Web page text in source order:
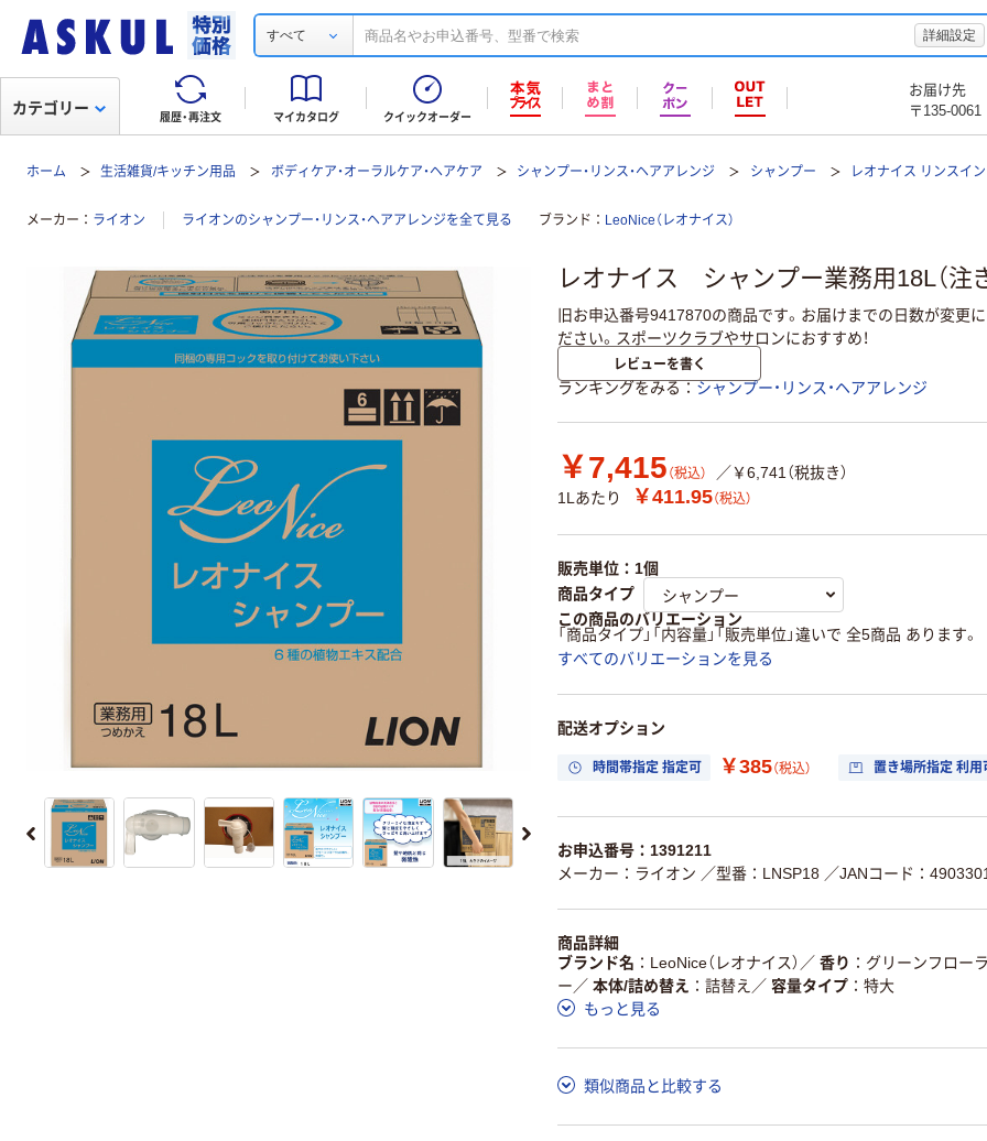
すべて 詳細設定
履歴・再注文 マイカタログ クイックオーダー
お届け先
〒135-0061
カテゴリー
ホーム 生活雑貨/キッチン用品 ボディケア・オーラルケア・ヘアケア シャンプー・リンス・ヘアアレンジ シャンプー レオナイス リンスイ
メーカー ライオン ライオンのシャンプー・リンス・ヘアアレンジを全て見る ブランド LeoNice（レオナイス）
レオナイス シャンプー業務用18L（注
旧お申込番号9417870の商品です。お届けまでの日数が変更
ださい。スポーツクラブやサロンにおすすめ！
レビューを書く
ランキングをみる シャンプー・リンス・ヘアアレンジ
￥7,415 （税込）
／￥6,741（税抜き）
1Lあたり
￥411.95（税込）
販売単位：1個
商品タイプ
この商品のバリエーション
「商品タイプ」「内容量」「販売単位」違いで 全5商品 あります。
すべてのバリエーションを見る
配送オプション
時間帯指定 指定可 ￥385（税込） 置き場所指定 利用
お申込番号：1391211
メーカー：ライオン ／型番：LNSP18 ／JANコード：
商品詳細
ブランド名
LeoNice（レオナイス） ／ 香り
グリーンフロー
ー ／ 本体/詰め替え 詰替え ／ 容量タイプ
特大
もっと見る
類似商品と比較する